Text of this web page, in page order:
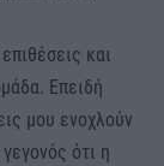
και
Επειδή
μου ενοχλούν
ότι η